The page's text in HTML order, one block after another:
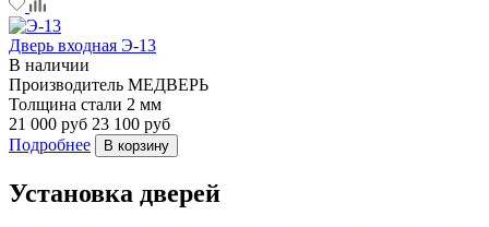
Дверь входная Э-13
В наличии
Производитель МЕДВЕРЬ
Толщина стали 2 мм
21 000 руб 23 100 руб
Подробнее
В корзину
Установка дверей